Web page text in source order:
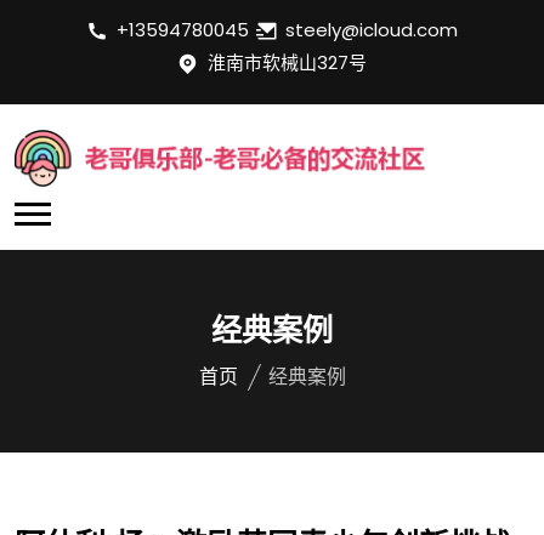
+13594780045
steely@icloud.com
淮南市软械山327号
经典案例
首页 经典案例